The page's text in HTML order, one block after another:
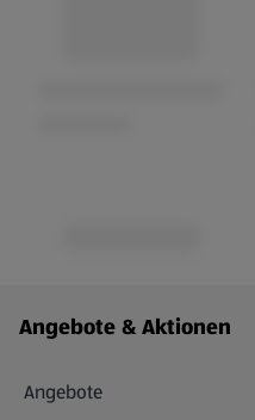
Fußzeilenmenü - weitere Links
Angebote & Aktionen
Angebote